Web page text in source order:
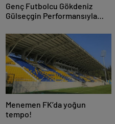
Genç Futbolcu Gökdeniz
Gülseçgin Performansıyla
Menemen FK’da yoğun
tempo!